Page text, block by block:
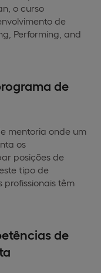
o curso
de
Performing, and
de
mentoria onde um
os
posições de
tipo de
têm
de